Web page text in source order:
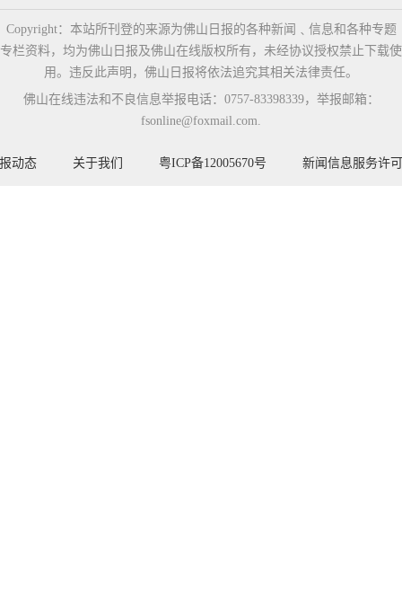
Copyright：本站所刊登的来源为佛山日报的各种新闻﹑信息和各种专题
专栏资料，均为佛山日报及佛山在线版权所有，未经协议授权禁止下载使
用。违反此声明，佛山日报将依法追究其相关法律责任。
佛山在线违法和不良信息举报电话：0757-83398339，举报邮箱：
fsonline@foxmail.com.
动态 关于我们 粤ICP备12005670号 新闻信息服务许